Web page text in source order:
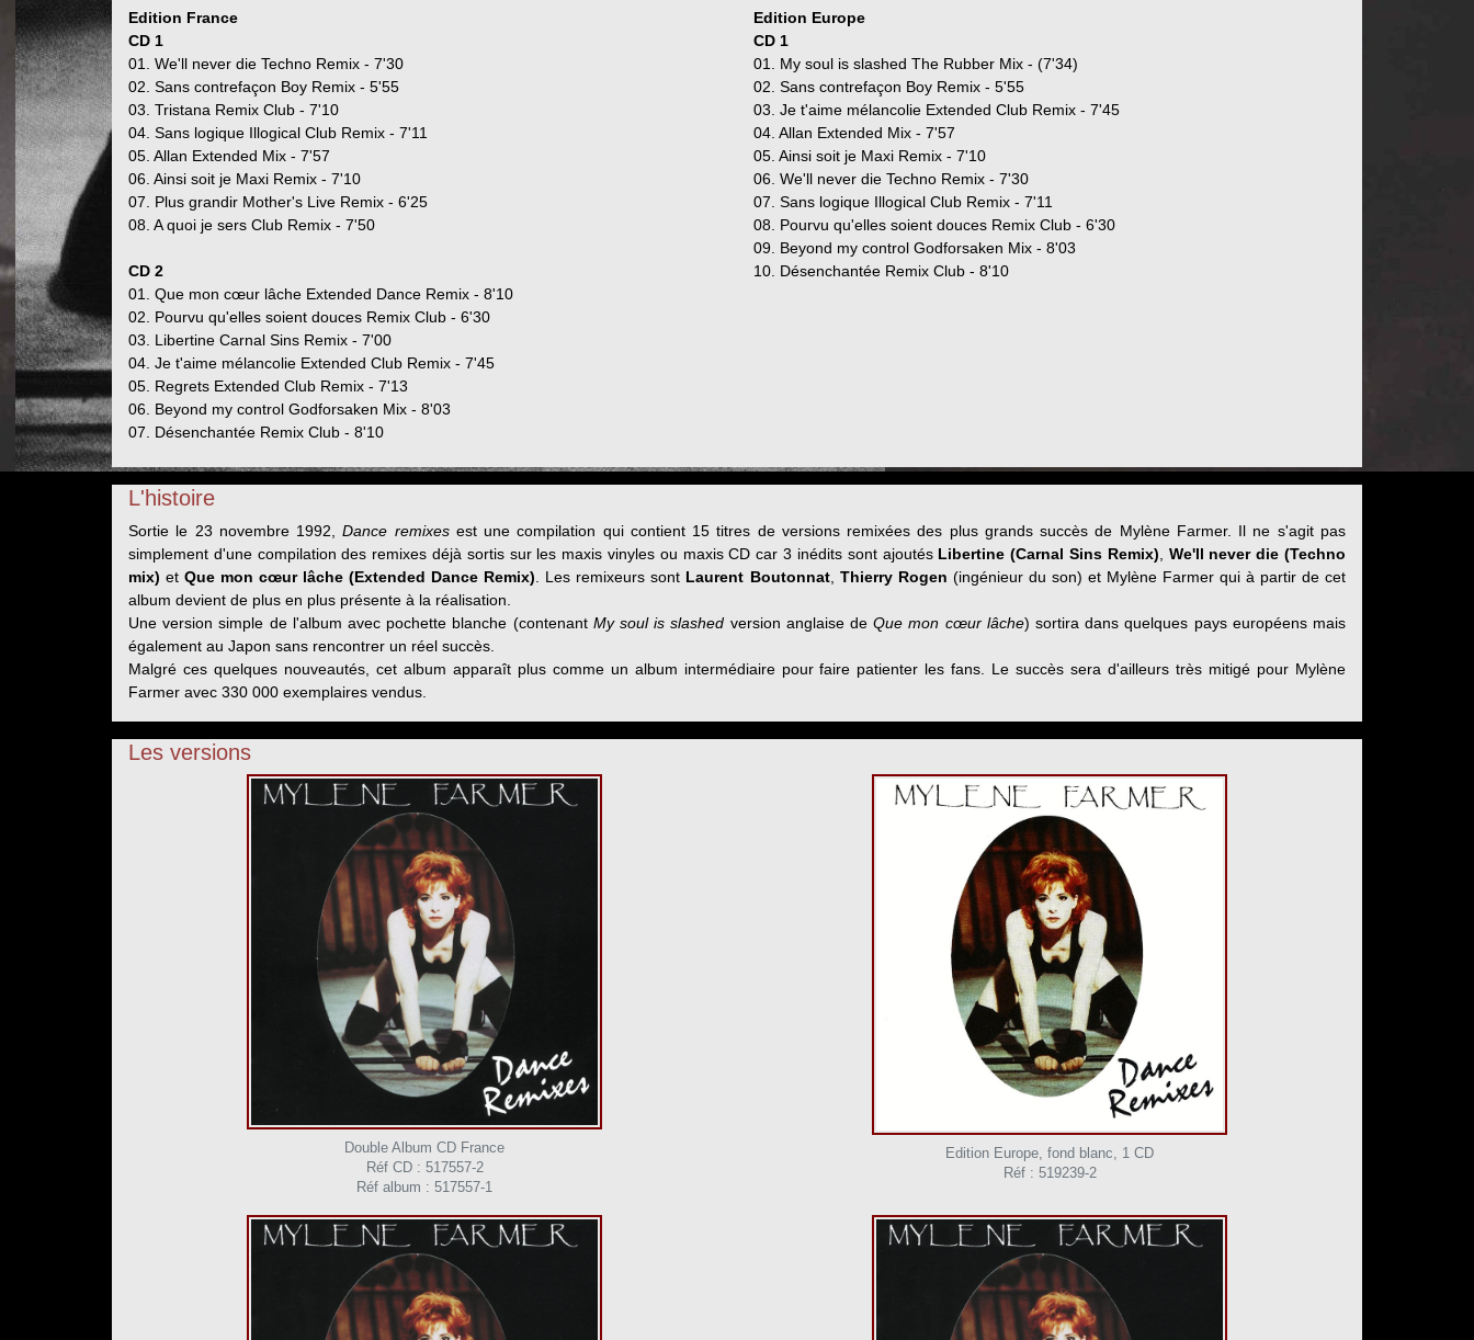
Edition France
CD 1
01. We'll never die Techno Remix - 7'30
02. Sans contrefaçon Boy Remix - 5'55
03. Tristana Remix Club - 7'10
04. Sans logique Illogical Club Remix - 7'11
05. Allan Extended Mix - 7'57
06. Ainsi soit je Maxi Remix - 7'10
07. Plus grandir Mother's Live Remix - 6'25
08. A quoi je sers Club Remix - 7'50
CD 2
01. Que mon cœur lâche Extended Dance Remix - 8'10
02. Pourvu qu'elles soient douces Remix Club - 6'30
03. Libertine Carnal Sins Remix - 7'00
04. Je t'aime mélancolie Extended Club Remix - 7'45
05. Regrets Extended Club Remix - 7'13
06. Beyond my control Godforsaken Mix - 8'03
07. Désenchantée Remix Club - 8'10
Edition Europe
CD 1
01. My soul is slashed The Rubber Mix - (7'34)
02. Sans contrefaçon Boy Remix - 5'55
03. Je t'aime mélancolie Extended Club Remix - 7'45
04. Allan Extended Mix - 7'57
05. Ainsi soit je Maxi Remix - 7'10
06. We'll never die Techno Remix - 7'30
07. Sans logique Illogical Club Remix - 7'11
08. Pourvu qu'elles soient douces Remix Club - 6'30
09. Beyond my control Godforsaken Mix - 8'03
10. Désenchantée Remix Club - 8'10
L'histoire
Sortie le 23 novembre 1992,Dance remixesest une compilation qui contient 15 titres de versions remixées des plus grands succès de Mylène Farmer. Il ne s'agit pas
simplement d'une compilation des remixes déjà sortis sur les maxis vinyles ou maxis CD car 3 inédits sont ajoutés Libertine (Carnal Sins Remix)
We'll never die (Techno
mix) etQue mon cœur lâche (Extended Dance Remix) . Les remixeurs sont Laurent Boutonnat, Thierry Rogen (ingénieur du son) et Mylène Farmer qui à partir de cet
album devient de plus en plus présente à la réalisation.
Une version simple de l'album avec pochette blanche (contenant My soul is slashed version anglaise deQue mon cœur lâche) sortira dans quelques pays européens mais
également au Japon sans rencontrer un réel succès.
Malgré ces quelques nouveautés, cet album apparaît plus comme un album intermédiaire pour faire patienter les fans. Le succès sera d'ailleurs très mitigé pour Mylène
Farmer avec 330 000 exemplaires vendus.
Les versions
Double Album CD France
Réf CD : 517557-2
Réf album : 517557-1
Edition Europe, fond blanc, 1 CD
Réf : 519239-2